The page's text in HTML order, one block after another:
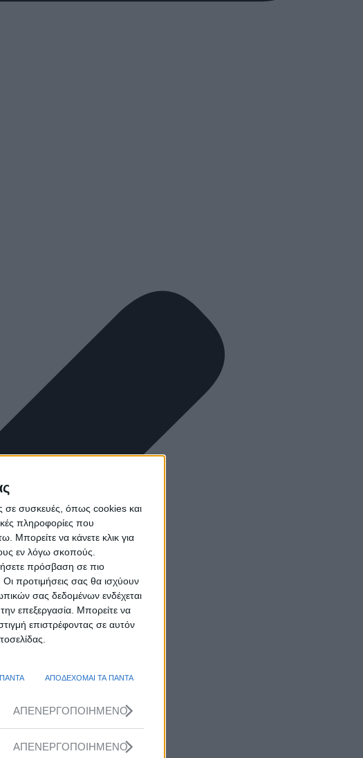
σε συσκευές, όπως cookies και
πληροφορίες που
Μπορείτε να κάνετε κλικ για
εν λόγω σκοπούς.
πρόσβαση σε πιο
Οι προτιμήσεις σας θα ισχύουν
σας δεδομένων ενδέχεται
επεξεργασία. Μπορείτε να
επιστρέφοντας σε αυτόν
ΑΠΟΔΕΧΟΜΑΙ ΤΑ ΠΑΝΤΑ
ΑΠΕΝΕΡΓΟΠΟΙΗΜΕΝΟ
ΑΠΕΝΕΡΓΟΠΟΙΗΜΕΝΟ